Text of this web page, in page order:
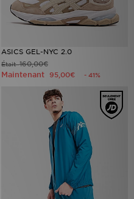
ASICS GEL-NYC 2.0
Était160,00€
Maintenant 95,00€ - 41%